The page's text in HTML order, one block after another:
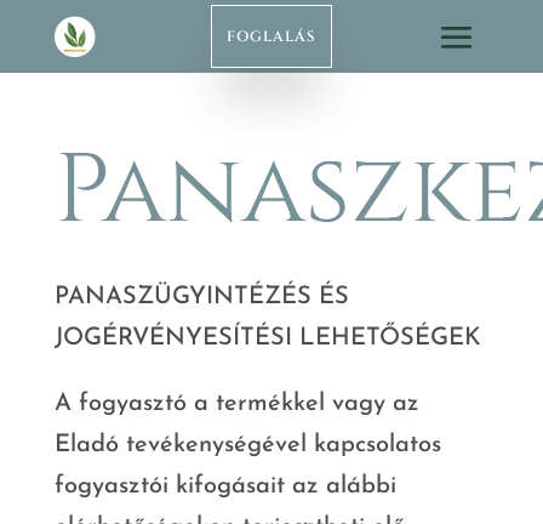
FOGLALÁS
PANASZÜGYINTÉZÉS ÉS
JOGÉRVÉNYESÍTÉSI LEHETŐSÉGEK
A fogyasztó a termékkel vagy az
Eladó tevékenységével kapcsolatos
fogyasztói kifogásait az alábbi